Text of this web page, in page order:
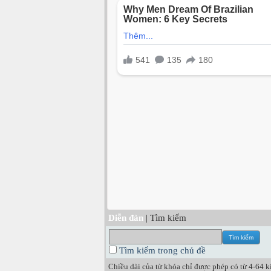
Diễn đàn | Tìm kiếm
Tìm kiếm trong chủ đề
Chiều dài của từ khóa chỉ được phép có từ 4-64